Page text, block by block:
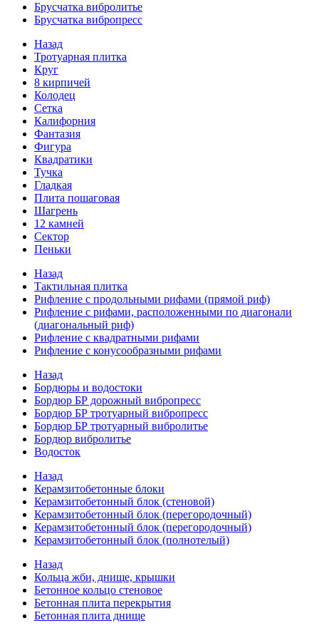
Брусчатка вибролитье
Брусчатка вибропресс
Назад
Тротуарная плитка
Круг
8 кирпичей
Колодец
Сетка
Калифорния
Фантазия
Фигура
Квадратики
Тучка
Гладкая
Плита пошаговая
Шагрень
12 камней
Сектор
Пеньки
Назад
Тактильная плитка
Рифление с продольными рифами (прямой риф)
Рифление с рифами, расположенными по диагонали
(диагональный риф)
Рифление с квадратными рифами
Рифление с конусообразными рифами
Назад
Бордюры и водостоки
Бордюр БР дорожный вибропресс
Бордюр БР тротуарный вибропресс
Бордюр БР тротуарный вибролитье
Бордюр вибролитье
Водосток
Назад
Керамзитобетонные блоки
Керамзитобетонный блок (стеновой)
Керамзитобетонный блок (перегородочный)
Керамзитобетонный блок (перегородочный)
Керамзитобетонный блок (полнотелый)
Назад
Кольца жби, днище, крышки
Бетонное кольцо стеновое
Бетонная плита перекрытия
Бетонная плита днище